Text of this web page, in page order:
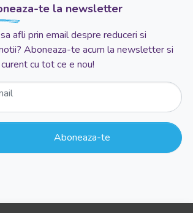
te la newsletter
afli prin email despre reduceri si
Aboneaza-te acum la newsletter si
cu tot ce e nou!
Aboneaza-te